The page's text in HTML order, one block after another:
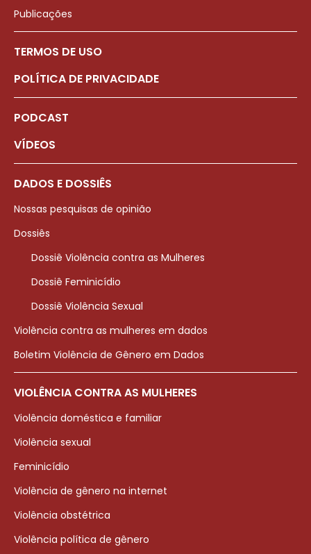
Publicações
TERMOS DE USO
POLÍTICA DE PRIVACIDADE
PODCAST
VÍDEOS
DADOS E DOSSIÊS
Nossas pesquisas de opinião
Dossiês
Dossiê Violência contra as Mulheres
Dossiê Feminicídio
Dossiê Violência Sexual
Violência contra as mulheres em dados
Boletim Violência de Gênero em Dados
VIOLÊNCIA CONTRA AS MULHERES
Violência doméstica e familiar
Violência sexual
Feminicídio
Violência de gênero na internet
Violência obstétrica
Violência política de gênero